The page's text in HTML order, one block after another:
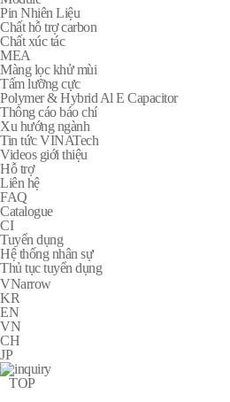
Pin Nhiên Liệu
Chất hỗ trợ carbon
Chất xúc tác
MEA
Màng lọc khử mùi
Tấm lưỡng cực
Polymer & Hybrid Al E Capacitor
Thông cáo báo chí
Xu hướng ngành
Tin tức VINATech
Videos giới thiệu
Hỗ trợ
Liên hệ
FAQ
Catalogue
CI
Tuyển dụng
Hệ thống nhân sự
Thủ tục tuyển dụng
VNarrow
KR
EN
VN
CH
JP
TOP